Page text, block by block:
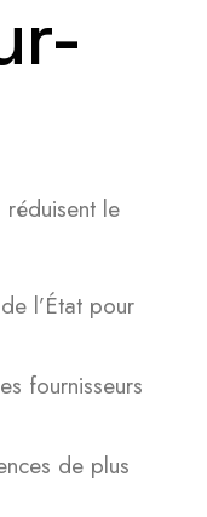
le
l’État pour
fournisseurs
de plus